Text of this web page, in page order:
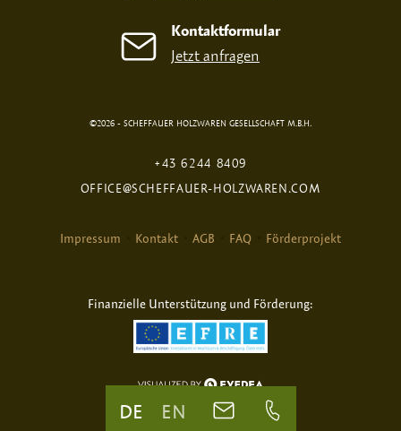
Kontaktformular
Jetzt anfragen
©2026 - SCHEFFAUER HOLZWAREN GESELLSCHAFT M.B.H.
+43 6244 8409
OFFICE@SCHEFFAUER-HOLZWAREN.COM
Impressum Kontakt AGB FAQ Förderprojekt
Finanzielle Unterstützung und Förderung:
DE EN